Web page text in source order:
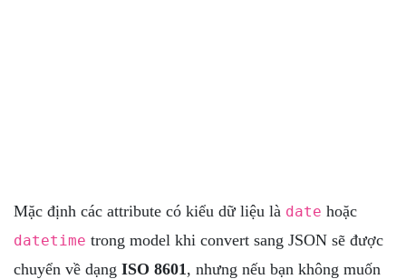
Mặc định các attribute có kiểu dữ liệu là date hoặc
datetime trong model khi convert sang JSON sẽ được
chuyển về dạng ISO 8601 , nhưng nếu bạn không muốn